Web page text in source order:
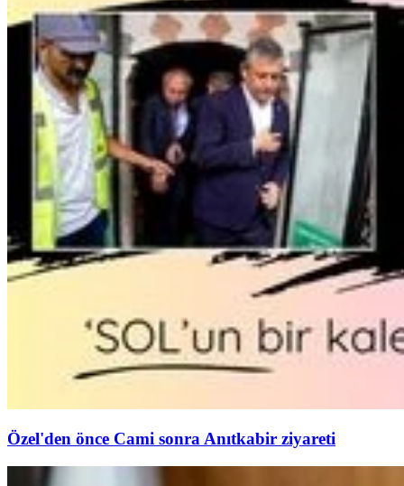
Özel'den önce Cami sonra Anıtkabir ziyareti